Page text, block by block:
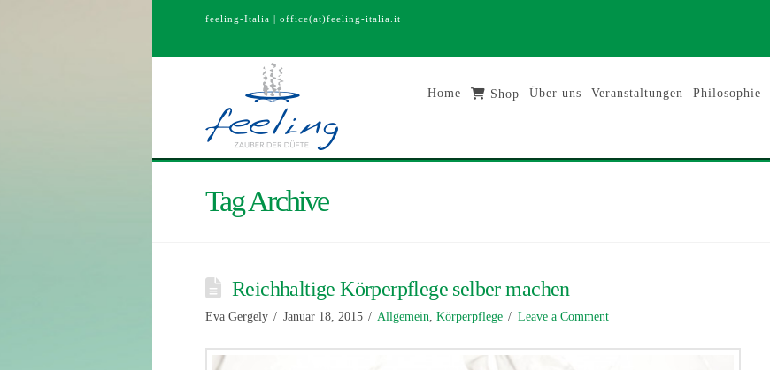
feeling-Italia | office(at)feeling-italia.it
Home Shop Über uns Veranstaltungen Philosophie
Tag Archive
Reichhaltige Körperpflege selber machen
Eva Gergely Januar 18, 2015 Allgemein ,Körperpflege Leave a Comment